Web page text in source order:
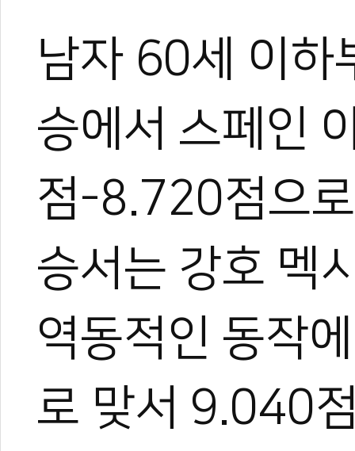
남자 60세 이하
승에서 스페인
점-8.720점으
승서는 강호 멕
역동적인 동작
로 맞서 9.040